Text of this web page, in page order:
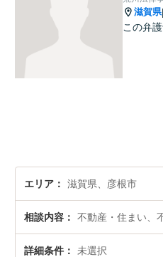
滋賀県|
この弁
エリア 滋賀県、彦根市
相談内容 不動産・住まい、
詳細条件 未選択